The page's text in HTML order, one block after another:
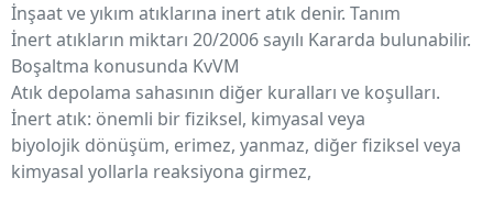
İnşaat ve yıkım atıklarına inert atık denir. Tanım
İnert atıkların miktarı 20/2006 sayılı Kararda bulunabilir.
Boşaltma konusunda KvVM
Atık depolama sahasının diğer kuralları ve koşulları.
İnert atık: önemli bir fiziksel, kimyasal veya
biyolojik dönüşüm, erimez, yanmaz, diğer fiziksel veya
kimyasal yollarla reaksiyona girmez,